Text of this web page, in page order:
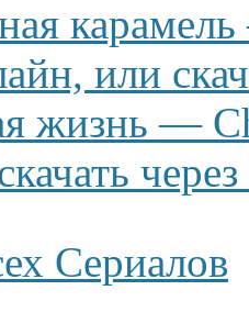
или
жизнь —
Сериалов